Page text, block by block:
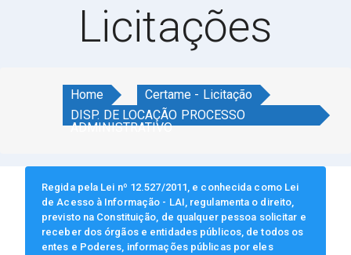
Licitações
Home
Certame - Licitação
DISP. DE LOCAÇÃO PROCESSO
ADMINISTRATIVO
Regida pela Lei nº 12.527/2011, e conhecida como Lei
de Acesso à Informação - LAI, regulamenta o direito,
previsto na Constituição, de qualquer pessoa solicitar e
receber dos órgãos e entidades públicos, de todos os
entes e Poderes, informações públicas por eles